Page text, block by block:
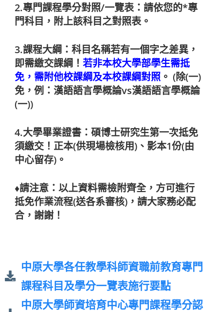
2.專門課程學分對照/一覽表：請依您的*專
門科目，附上該科目之對照表。
3.課程大綱：科目名稱若有一個字之差異，
即需繳交課綱！ 若非本校大學部學生需抵
免，需附他校課綱及本校課綱對照 。 (除(一)
免，例：漢語語言學概論vs漢語語言學概論
(一))
4.大學畢業證書：碩博士研究生第一次抵免
須繳交！正本(供現場檢核用)、影本1份(由
中心留存)。
♦請注意：以上資料需檢附齊全，方可進行
抵免作業流程(送各系審核)，請大家務必配
合，謝謝！
中原大學各任教學科師資職前教育專門
課程科目及學分一覽表施行要點
中原大學師資培育中心專門課程學分認